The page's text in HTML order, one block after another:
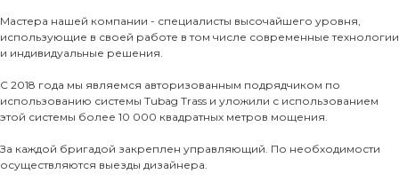
Мастера нашей компании - специалисты высочайшего уровня,
использующие в своей работе в том числе современные технологии
и индивидуальные решения.
С 2018 года мы являемся авторизованным подрядчиком по
использованию системы Tubag Trass и уложили с использованием
этой системы более 10 000 квадратных метров мощения.
За каждой бригадой закреплен управляющий. По необходимости
осуществляются выезды дизайнера.
Уличные